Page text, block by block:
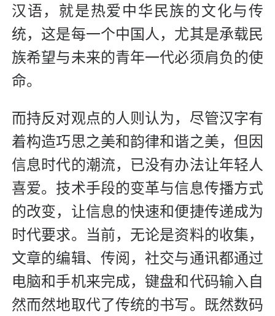
汉语，就是热爱中华民族的文化与传
统，这是每一个中国人，尤其是承载民
族希望与未来的青年一代必须肩负的使
命。
而持反对观点的人则认为，尽管汉字有
着构造巧思之美和韵律和谐之美，但因
信息时代的潮流，已没有办法让年轻人
喜爱。技术手段的变革与信息传播方式
的改变，让信息的快速和便捷传递成为
时代要求。当前，无论是资料的收集，
文章的编辑、传阅，社交与通讯都通过
电脑和手机来完成，键盘和代码输入自
然而然地取代了传统的书写。既然数码